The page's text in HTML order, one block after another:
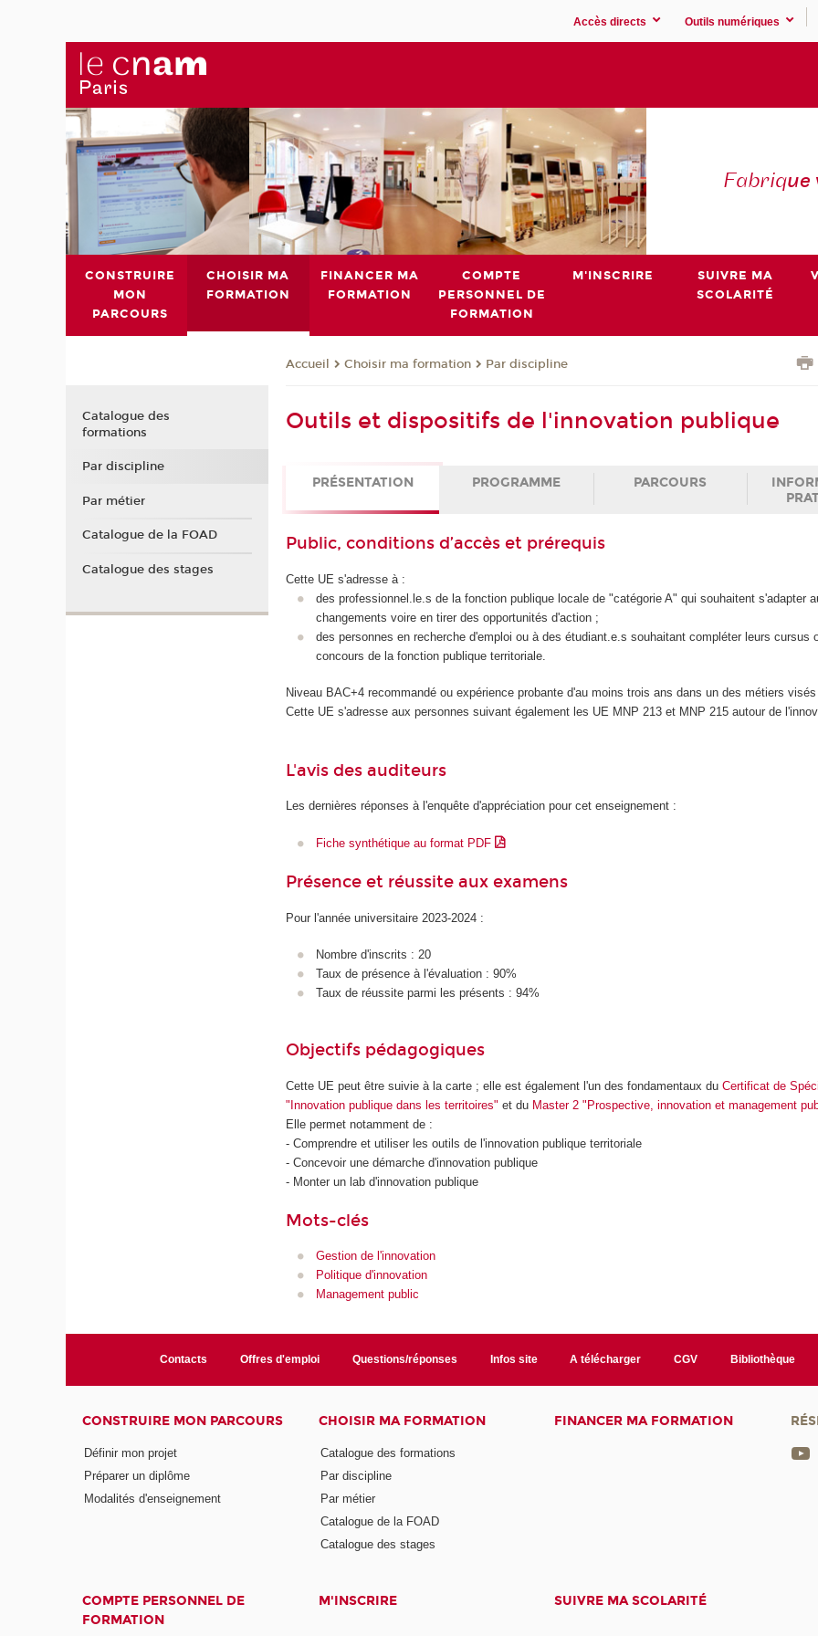
Accès directs Outils numériques
Fabrique
CONSTRUIRE
MON
PARCOURS
CHOISIR MA
FORMATION
FINANCER MA
FORMATION
COMPTE
PERSONNEL DE
FORMATION
M'INSCRIRE
SUIVRE MA
SCOLARITÉ
Accueil Choisir ma formation Par discipline
Outils et dispositifs de l'innovation publique
PRÉSENTATION PROGRAMME PARCOURS
Public, conditions d’accès et prérequis
Cette UE s'adresse à :
des professionnel.le.s de la fonction publique locale de "catégorie A" qui souhaitent s'adapter
changements voire en tirer des opportunités d'action ;
des personnes en recherche d'emploi ou à des étudiant.e.s souhaitant compléter leurs cursus
concours de la fonction publique territoriale.
Niveau BAC+4 recommandé ou expérience probante d'au moins trois ans dans un des métiers
Cette UE s'adresse aux personnes suivant également les UE MNP 213 et MNP 215 autour de
L'avis des auditeurs
Les dernières réponses à l'enquête d'appréciation pour cet enseignement :
Fiche synthétique au format PDF
Présence et réussite aux examens
Pour l'année universitaire 2023-2024 :
Nombre d'inscrits : 20
Taux de présence à l'évaluation : 90%
Taux de réussite parmi les présents : 94%
Objectifs pédagogiques
Cette UE peut être suivie à la carte ; elle est également l'un des fondamentaux duCertificat de
"Innovation publique dans les territoires" et du Master 2 "Prospective, innovation et management
Elle permet notamment de :
- Comprendre et utiliser les outils de l'innovation publique territoriale
- Concevoir une démarche d'innovation publique
- Monter un lab d'innovation publique
Mots-clés
Gestion de l'innovation
Politique d'innovation
Management public
Catalogue des
formations
Par discipline
Par métier
Catalogue de la FOAD
Catalogue des stages
Contacts Offres d'emploi Questions/réponses Infos site A télécharger CGV Bibliothèque
CONSTRUIRE MON PARCOURS
Définir mon projet
Préparer un diplôme
Modalités d'enseignement
CHOISIR MA FORMATION
Catalogue des formations
Par discipline
Par métier
Catalogue de la FOAD
Catalogue des stages
FINANCER MA FORMATION
COMPTE PERSONNEL DE
FORMATION
M'INSCRIRE SUIVRE MA SCOLARITÉ